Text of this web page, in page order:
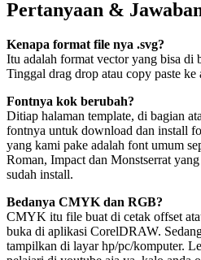
Pertanyaan &
Kenapa format file nya .svg?
Itu adalah format vector yang bisa
Tinggal drag drop atau copy paste ke
Fontnya kok berubah?
Ditiap halaman template, di bagian
fontnya untuk download dan install
yang kami pake adalah font umum
Roman, Impact dan Monstserrat
sudah install.
Bedanya CMYK dan RGB?
CMYK itu file buat di cetak offset
buka di aplikasi CorelDRAW.
tampilkan di layar hp/pc/komputer.